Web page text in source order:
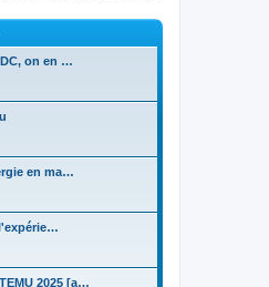
on en …
en ma…
2025 [a…